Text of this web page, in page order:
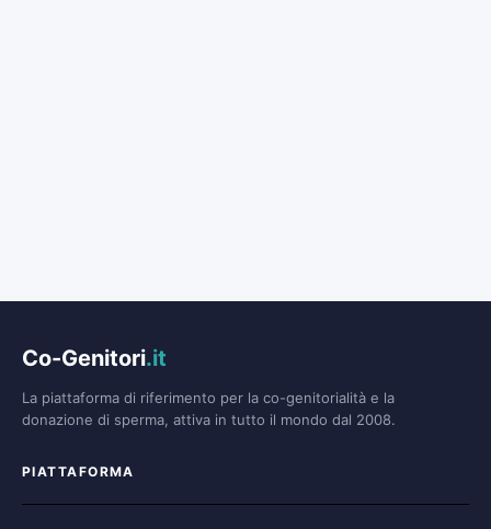
Co-Genitori.it
La piattaforma di riferimento per la co-genitorialità e la
donazione di sperma, attiva in tutto il mondo dal 2008.
PIATTAFORMA